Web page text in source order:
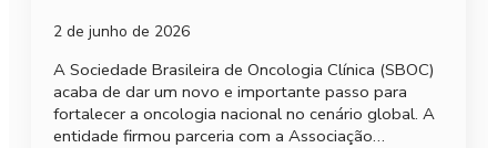
2 de junho de 2026
A Sociedade Brasileira de Oncologia Clínica (SBOC)
acaba de dar um novo e importante passo para
fortalecer a oncologia nacional no cenário global. A
entidade firmou parceria com a Associação…